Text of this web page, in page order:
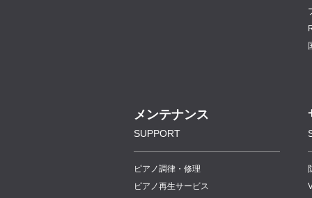
メンテナンス
SUPPORT
ピアノ調律・修理
ピアノ再生サービス